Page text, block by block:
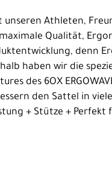
Athleten,
Qualität,
denn
haben wir die
des 6OX
den Sattel in
+ Stütze + Perfekt